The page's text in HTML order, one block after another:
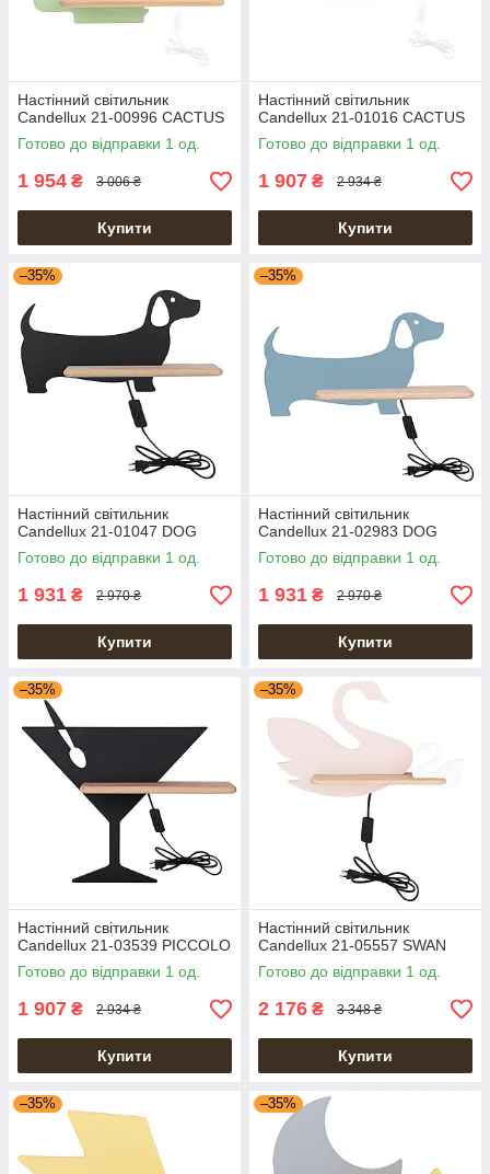
Настінний світильник
Candellux 21-00996 CACTUS
Готово до відправки 1 од.
1 954 ₴ 3 006 ₴
Купити
Настінний світильник
Candellux 21-01016 CACTUS
Готово до відправки 1 од.
1 907 ₴ 2 934 ₴
Купити
–35%
Настінний світильник
Candellux 21-01047 DOG
Готово до відправки 1 од.
1 931 ₴ 2 970 ₴
Купити
–35%
Настінний світильник
Candellux 21-02983 DOG
Готово до відправки 1 од.
1 931 ₴ 2 970 ₴
Купити
–35%
Настінний світильник
Candellux 21-03539 PICCOLO
Готово до відправки 1 од.
1 907 ₴ 2 934 ₴
Купити
–35%
Настінний світильник
Candellux 21-05557 SWAN
Готово до відправки 1 од.
2 176 ₴ 3 348 ₴
Купити
–35% –35%